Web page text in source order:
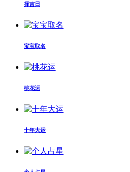
择吉日
宝宝取名
桃花运
十年大运